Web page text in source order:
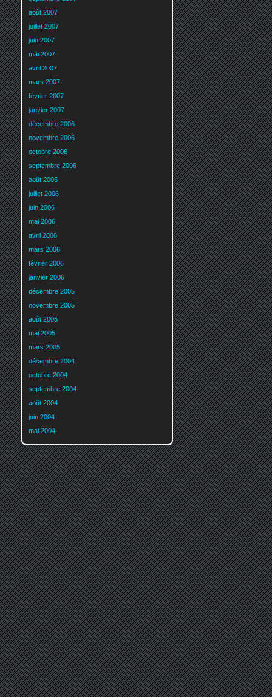
août 2007
juillet 2007
juin 2007
mai 2007
avril 2007
mars 2007
février 2007
janvier 2007
décembre 2006
novembre 2006
octobre 2006
septembre 2006
août 2006
juillet 2006
juin 2006
mai 2006
avril 2006
mars 2006
février 2006
janvier 2006
décembre 2005
novembre 2005
août 2005
mai 2005
mars 2005
décembre 2004
octobre 2004
septembre 2004
août 2004
juin 2004
mai 2004